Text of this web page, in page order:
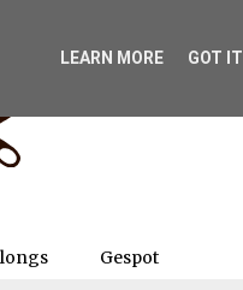
Gespot
LEARN MORE GOT IT